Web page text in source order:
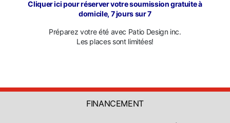
Cliquer ici pour réserver votre soumission gratuite à
domicile, 7 jours sur 7
Préparez votre été avec Patio Design inc.
Les places sont limitées!
FINANCEMENT